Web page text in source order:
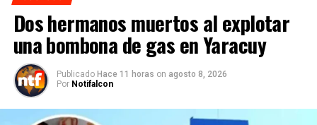
Dos hermanos muertos al explotar
una bombona de gas en Yaracuy
Publicado Hace 11 horas on agosto 8, 2026
Por Notifalcon